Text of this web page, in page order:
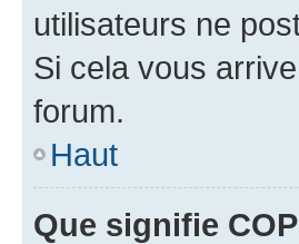
utilisateurs ne
Si cela vous
forum.
Haut
Que signifie